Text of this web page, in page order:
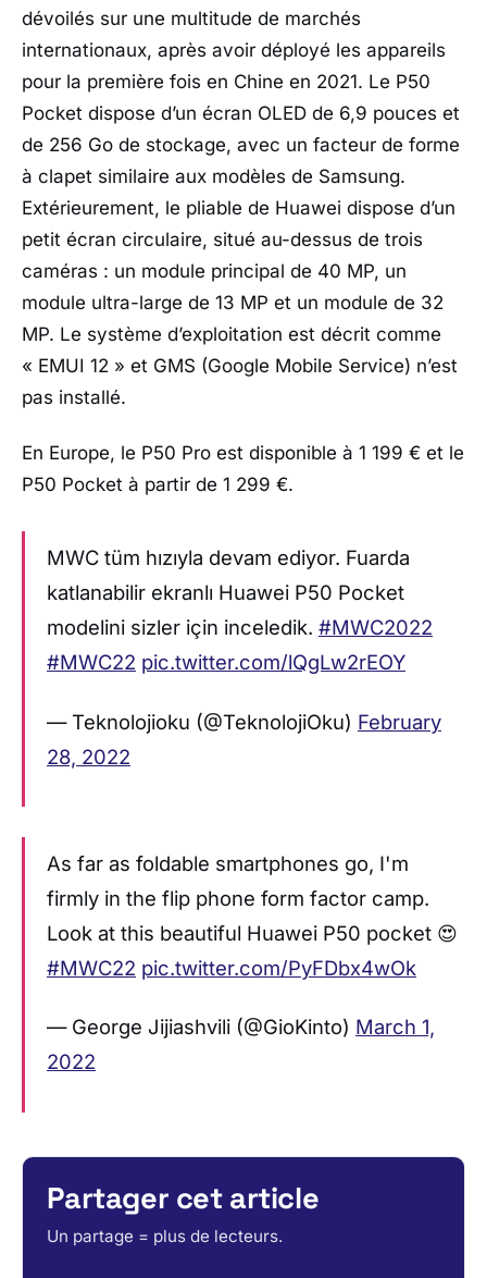
dévoilés sur une multitude de marchés
internationaux, après avoir déployé les appareils
pour la première fois en Chine en 2021. Le P50
Pocket dispose d’un écran OLED de 6,9 ​​pouces et
de 256 Go de stockage, avec un facteur de forme
à clapet similaire aux modèles de Samsung.
Extérieurement, le pliable de Huawei dispose d’un
petit écran circulaire, situé au-dessus de trois
caméras : un module principal de 40 MP, un
module ultra-large de 13 MP et un module de 32
MP. Le système d’exploitation est décrit comme
« EMUI 12 » et GMS (Google Mobile Service) n’est
pas installé.
En Europe, le P50 Pro est disponible à 1 199 € et le
P50 Pocket à partir de 1 299 €.
MWC tüm hızıyla devam ediyor. Fuarda
katlanabilir ekranlı Huawei P50 Pocket
modelini sizler için inceledik. #MWC2022
#MWC22 pic.twitter.com/lQgLw2rEOY
— Teknolojioku (@TeknolojiOku) February
28, 2022
As far as foldable smartphones go, I'm
firmly in the flip phone form factor camp.
Look at this beautiful Huawei P50 pocket 😍
#MWC22 pic.twitter.com/PyFDbx4wOk
— George Jijiashvili (@GioKinto) March 1,
2022
Partager cet article
Un partage = plus de lecteurs.